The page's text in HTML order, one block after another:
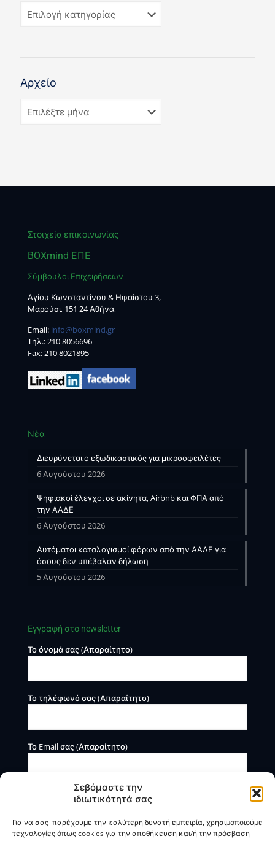
Σεβόμαστε την
ιδιωτικότητά σας
Για να σας παρέχουμε την καλύτερη δυνατή εμπειρία, χρησιμοποιούμε
τεχνολογίες όπως cookies για την αποθήκευση και/ή την πρόσβαση
Αρχείο
Στοιχεία επικοινωνίας
BOXmind ΕΠΕ
Σύμβουλοι Επιχειρήσεων
Αγίου Κωνσταντίνου & Ηφαίστου 3,
Μαρούσι, 151 24 Αθήνα,
Email: info@boxmind.gr
Tηλ.:210 8056696
Fax: 210 8021895
Νέα
Διευρύνεται ο εξωδικαστικός για μικροοφειλέτες
6 Αυγούστου 2026
Ψηφιακοί έλεγχοι σε ακίνητα, Airbnb και ΦΠΑ από
την ΑΑΔΕ
6 Αυγούστου 2026
Αυτόματοι καταλογισμοί φόρων από την ΑΑΔΕ για
όσους δεν υπέβαλαν δήλωση
5 Αυγούστου 2026
Εγγραφή στο newsletter
Το όνομά σας (Απαραίτητο)
Το τηλέφωνό σας (Απαραίτητο)
Το Email σας (Απαραίτητο)